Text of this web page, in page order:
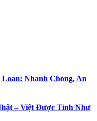
Nhanh Chóng, An
– Việt Được Tính Như